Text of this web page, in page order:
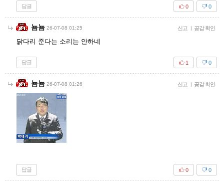
답글 0
0
뇸뇸 26-07-08 01:25 신고 | 공감 확인
닭다리 준다는 소리는 안하네
답글 0
1
뇸뇸 26-07-08 01:26 신고 | 공감 확인
답글 0
0